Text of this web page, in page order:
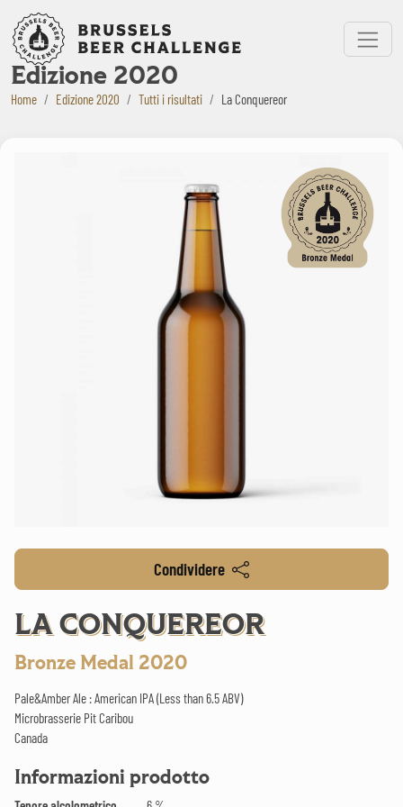
Bruxelles Beer Challenge
Menu
Edizione 2020
Home Edizione 2020 Tutti i risultati La Conquereor
Condividere
LA CONQUEREOR
Bronze Medal 2020
Pale&Amber Ale : American IPA (Less than 6.5 ABV)
Microbrasserie Pit Caribou
Canada
Informazioni prodotto